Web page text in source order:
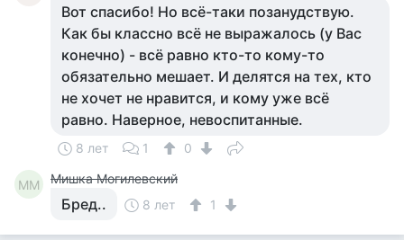
Вот спасибо! Но всё-таки позанудствую.
Как бы классно всё не выражалось (у Вас
конечно) - всё равно кто-то кому-то
обязательно мешает. И делятся на тех, кто
не хочет не нравится, и кому уже всё
равно. Наверное, невоспитанные.
8 лет 1 0
ММ Мишка Могилевский
Бред.. 8 лет 1